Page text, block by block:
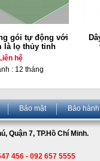
gói tự động với
là lọ thủy tinh
Liên hệ
: 12 tháng
Bảo mật Bảo hành
Quận 7, TP.Hồ Chí Minh.
456 - 092 657 5555